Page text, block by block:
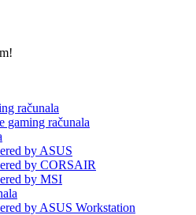
računala
gaming računala
by ASUS
by CORSAIR
by MSI
by ASUS Workstation